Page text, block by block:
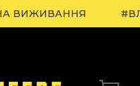
ВИЖИВАННЯ